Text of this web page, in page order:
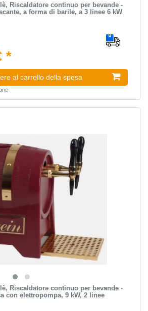
Riscaldatore continuo per bevande -
a forma di barile, a 3 linee 6 kW
*
al carrello della spesa
Riscaldatore continuo per bevande -
con elettropompa, 9 kW, 2 linee